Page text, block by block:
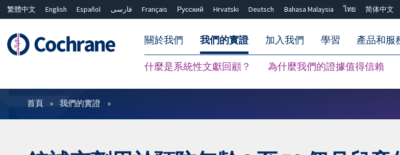
繁體中文 English Español فارسی Français Русский Hrvatski Deutsch Bahasa Malaysia ไทย 简体中文
關於我們 我們的實證
什麼是系統性文獻回顧？ 為什麼我們的證據值得信賴
加入我們 學習 產品和服
篩選條件
首頁 我們的實證